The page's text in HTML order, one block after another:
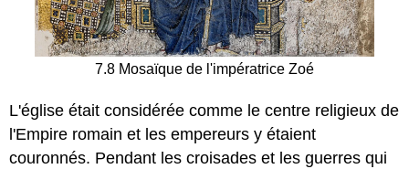
7.8 Mosaïque de l'impératrice Zoé
L'église était considérée comme le centre religieux de
l'Empire romain et les empereurs y étaient
couronnés. Pendant les croisades et les guerres qui